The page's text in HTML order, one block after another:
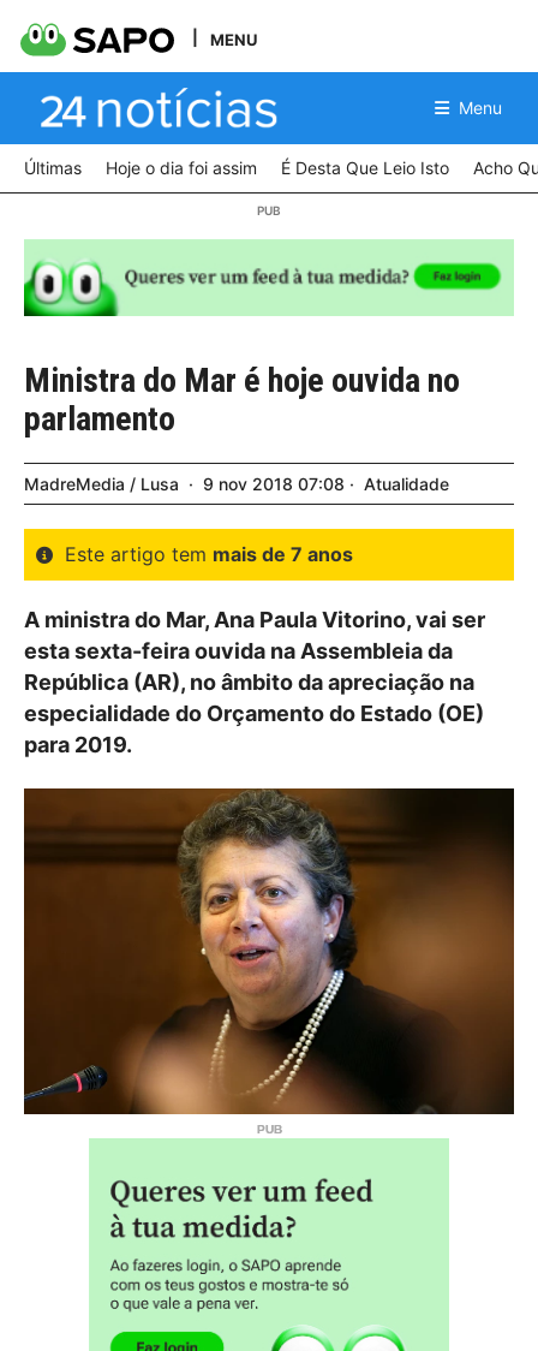
MENU
Menu
Últimas Hoje o dia foi assim É Desta Que Leio Isto Acho
Ministra do Mar é hoje ouvida no
parlamento
MadreMedia / Lusa 9 nov 2018 07:08 Atualidade
Este artigo tem mais de 7 anos
A ministra do Mar, Ana Paula Vitorino, vai ser
esta sexta-feira ouvida na Assembleia da
República (AR), no âmbito da apreciação na
especialidade do Orçamento do Estado (OE)
para 2019.